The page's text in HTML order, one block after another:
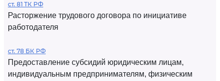
ст. 81 ТК РФ
Расторжение трудового договора по инициативе
работодателя
ст. 78 БК РФ
Предоставление субсидий юридическим лицам,
индивидуальным предпринимателям, физическим